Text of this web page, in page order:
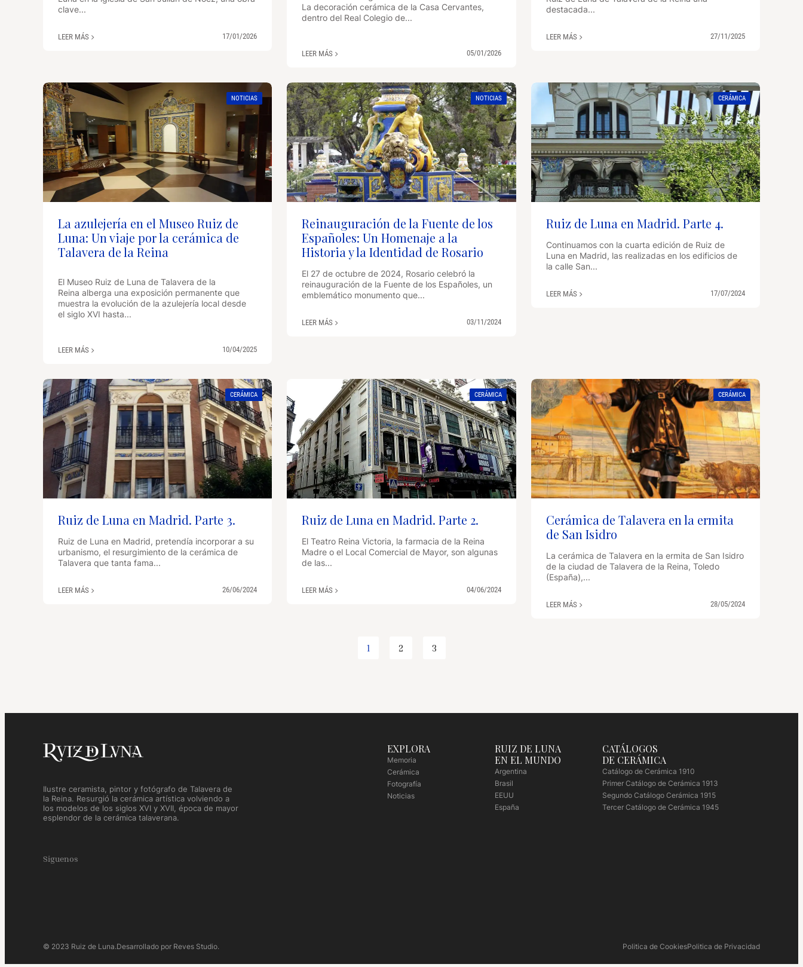
clave...
LEER MÁS 17/01/2026
La decoración cerámica de la Casa Cervantes,
dentro del Real Colegio de...
LEER MÁS 05/01/2026
destacada...
LEER MÁS 27/11/2025
NOTICIAS
La azulejería en el Museo Ruiz de
Luna: Un viaje por la cerámica de
Talavera de la Reina
El Museo Ruiz de Luna de Talavera de la
Reina alberga una exposición permanente que
muestra la evolución de la azulejería local desde
el siglo XVI hasta...
LEER MÁS 10/04/2025
NOTICIAS
Reinauguración de la Fuente de los
Españoles: Un Homenaje a la
Historia y la Identidad de Rosario
El 27 de octubre de 2024, Rosario celebró la
reinauguración de la Fuente de los Españoles, un
emblemático monumento que...
LEER MÁS 03/11/2024
CERÁMICA
Ruiz de Luna en Madrid. Parte 4.
Continuamos con la cuarta edición de Ruiz de
Luna en Madrid, las realizadas en los edificios de
la calle San...
LEER MÁS 17/07/2024
CERÁMICA
Ruiz de Luna en Madrid. Parte 3.
Ruiz de Luna en Madrid, pretendía incorporar a su
urbanismo, el resurgimiento de la cerámica de
Talavera que tanta fama...
LEER MÁS 26/06/2024
CERÁMICA
Ruiz de Luna en Madrid. Parte 2.
El Teatro Reina Victoria, la farmacia de la Reina
Madre o el Local Comercial de Mayor, son algunas
de las...
LEER MÁS 04/06/2024
CERÁMICA
Cerámica de Talavera en la ermita
de San Isidro
La cerámica de Talavera en la ermita de San Isidro
de la ciudad de Talavera de la Reina, Toledo
(España),...
LEER MÁS 28/05/2024
1 2 3
Ilustre ceramista, pintor y fotógrafo de Talavera de
la Reina. Resurgió la cerámica artística volviendo a
los modelos de los siglos XVI y XVII, época de mayor
esplendor de la cerámica talaverana.
Siguenos
EXPLORA
Memoria
Cerámica
Fotografía
Noticias
RUIZ DE LUNA
EN EL MUNDO
Argentina
Brasil
EEUU
España
CATÁLOGOS
DE CERÁMICA
Catálogo de Cerámica 1910
Primer Catálogo de Cerámica 1913
Segundo Catálogo Cerámica 1915
Tercer Catálogo de Cerámica 1945
© 2023 Ruiz de Luna.Desarrollado por Reves Studio. Politica de CookiesPolitica de Privacidad